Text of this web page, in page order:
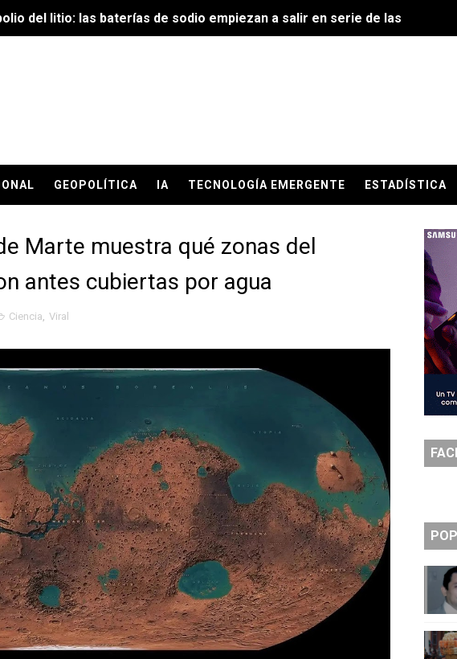
del litio: las baterías de sodio empiezan a salir en serie de las fábricas
el año en que el mundo reconoció que se quedó sin agua para
por conectar el cerebro humano a una computadora ya no la lidera
agentes: cuando la inteligencia artificial deja de responder y empieza a
robots humanoides ya tiene ganador provisional, y no es quien todos
empleos en masa, pero sí está cambiando quién consigue el
bajo sospecha por recursos públicos y clínica privada
laboral, más informalidad: la fotografía contradictoria del empleo en
de fase: de la promesa a la ejecución
inteligencia artificial sin haber resuelto sus propios rezagos
la historia y fortaleza de Nuevo Laredo a traves de un emotivo video
de mexicanos defensa de la soberanía impulsada por Sheinbaum:
destaca impacto social y económico del Puente de la Transformación
la tecnología que permite probar el futuro antes de construirlo
los países ya no pelean solo por territorio, pelean por datos
ya no solo responde: ahora decide
GEOPOLÍTICA IA TECNOLOGÍA EMERGENTE ESTADÍSTICA
Marte muestra qué zonas del
antes cubiertas por agua
Ciencia, Viral